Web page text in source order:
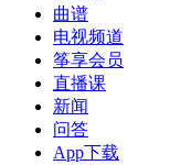
曲谱
电视频道
筝享会员
直播课
新闻
问答
App下载